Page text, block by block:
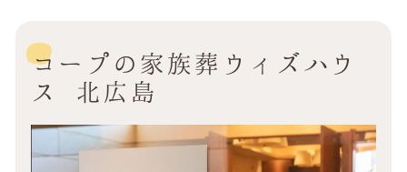
コープの家族葬ウィズハウ
ス 北広島